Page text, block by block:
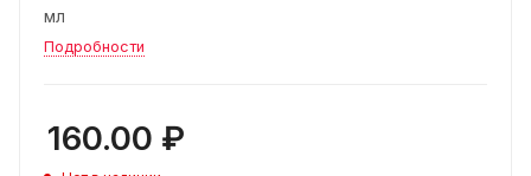
мл
Подробности
160.00 ₽